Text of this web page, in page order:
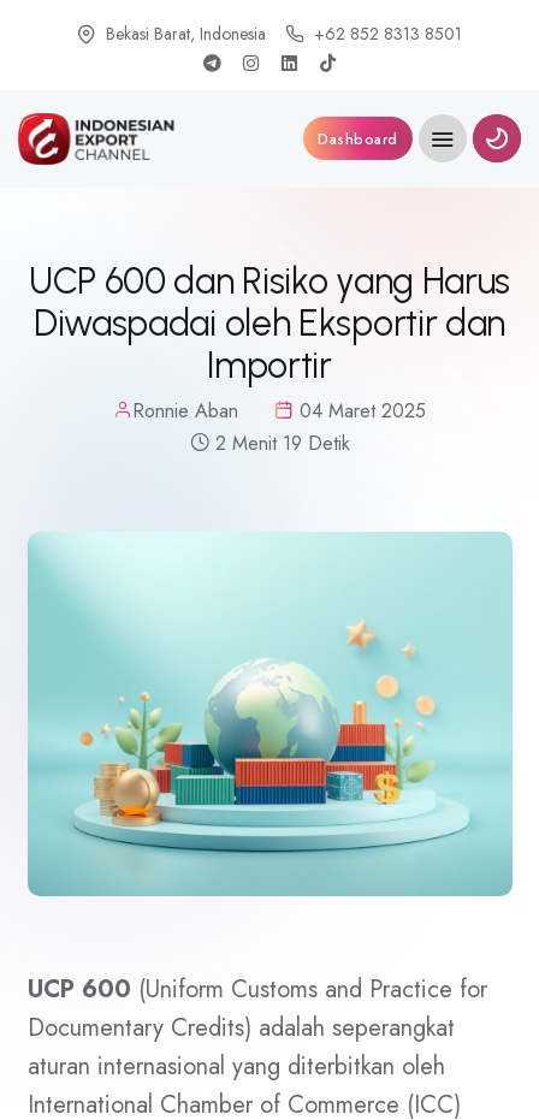
Bekasi Barat, Indonesia +62 852 8313 8501
Dashboard
UCP 600 dan Risiko yang Harus
Diwaspadai oleh Eksportir dan
Importir
Ronnie Aban
04 Maret 2025
2 Menit 19 Detik
UCP 600 (Uniform Customs and Practice for
Documentary Credits) adalah seperangkat
aturan internasional yang diterbitkan oleh
International Chamber of Commerce (ICC)